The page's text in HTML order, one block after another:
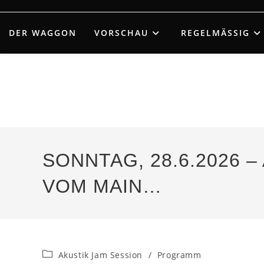
springen
DER WAGGON VORSCHAU REGELMÄSSIG
SONNTAG, 28.6.2026
VOM MAIN…
Beitrags-
Akustik Jam Session / Programm